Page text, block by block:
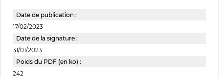
Date de publication :
17/02/2023
Date de la signature :
31/01/2023
Poids du PDF (en ko) :
242